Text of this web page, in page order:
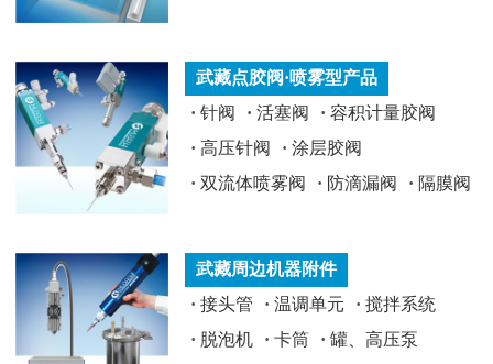
武藏点胶阀·喷雾型产品
· 针阀 · 活塞阀 · 容积计量胶阀
· 高压针阀 · 涂层胶阀
· 双流体喷雾阀 · 防滴漏阀 · 隔膜阀
武藏周边机器附件
· 接头管 · 温调单元 · 搅拌系统
· 脱泡机 · 卡筒 · 罐、高压泵